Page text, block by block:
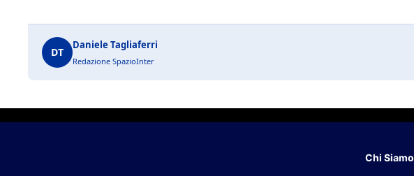
DT
Daniele Tagliaferri
Redazione SpazioInter
Chi Siamo